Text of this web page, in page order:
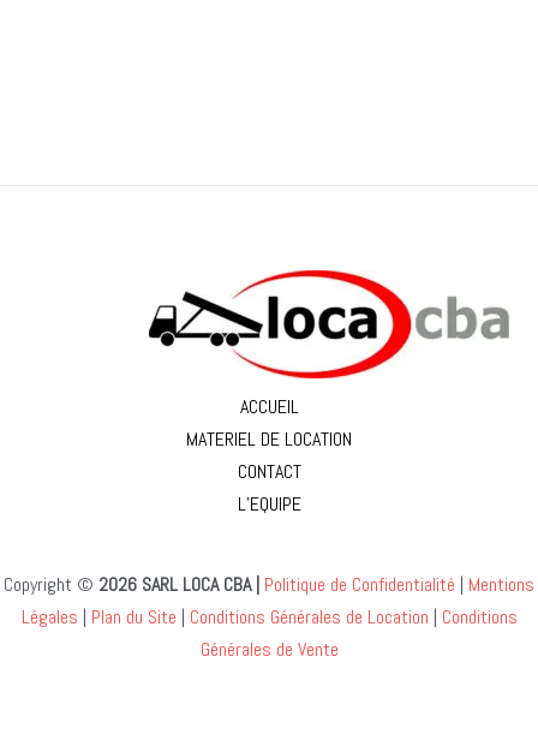
ACCUEIL
MATERIEL DE LOCATION
CONTACT
L’EQUIPE
Copyright © 2026 SARL LOCA CBA | Politique de Confidentialité | Mentions
Légales | Plan du Site | Conditions Générales de Location | Conditions
Générales de Vente